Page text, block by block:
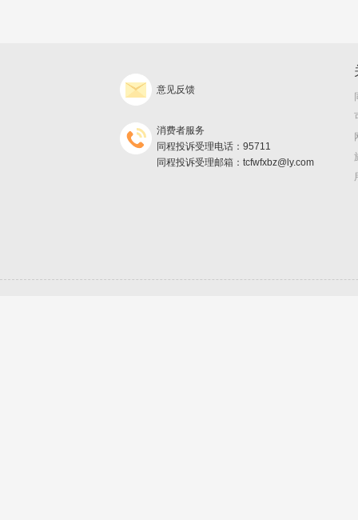
意见反馈
消费者服务
同程投诉受理电话：95711
同程投诉受理邮箱：tcfwfxbz@ly.com